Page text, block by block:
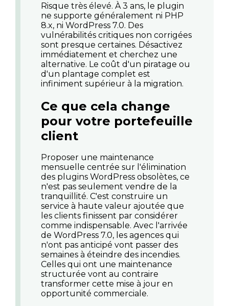
Risque très élevé. À 3 ans, le plugin
ne supporte généralement ni PHP
8.x, ni WordPress 7.0. Des
vulnérabilités critiques non corrigées
sont presque certaines. Désactivez
immédiatement et cherchez une
alternative. Le coût d'un piratage ou
d'un plantage complet est
infiniment supérieur à la migration.
Ce que cela change
pour votre portefeuille
client
Proposer une maintenance
mensuelle centrée sur l'élimination
des plugins WordPress obsolètes, ce
n'est pas seulement vendre de la
tranquillité. C'est construire un
service à haute valeur ajoutée que
les clients finissent par considérer
comme indispensable. Avec l'arrivée
de WordPress 7.0, les agences qui
n'ont pas anticipé vont passer des
semaines à éteindre des incendies.
Celles qui ont une maintenance
structurée vont au contraire
transformer cette mise à jour en
opportunité commerciale.